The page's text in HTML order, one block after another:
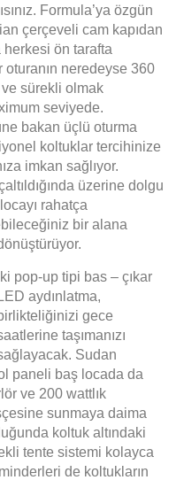
Formula’ya özgün
çerçeveli cam kapıdan
herkesi ön tarafta
oturanın neredeyse 360
ve sürekli olmak
seviyede.
bakan üçlü oturma
koltuklar tercihinize
imkan sağlıyor.
üzerine dolgu
rahatça
bir alana
İki pop-up tipi bas – çıkar
LED aydınlatma,
gece
taşımanızı
Sudan
paneli baş locada da
ve 200 wattlık
sunmaya daima
koltuk altındaki
tente sistemi kolayca
de koltukların